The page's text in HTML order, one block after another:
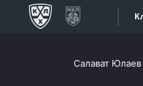
Салават Юлаев